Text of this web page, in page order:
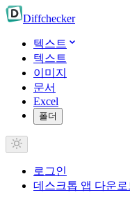
Diffchecker
텍스트
텍스트
이미지
문서
Excel
폴더
로그인
데스크톱 앱 다운로